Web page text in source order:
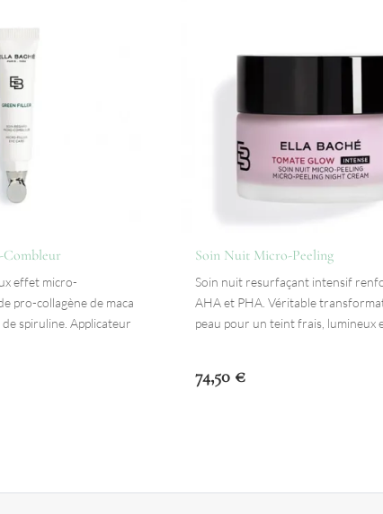
effet micro-
pro-collagène de maca
spiruline. Applicateur
Soin Nuit Micro-Peeling
Soin nuit resurfaçant intensif
AHA et PHA. Véritable
peau pour un teint frais, lumineux
74,50 €